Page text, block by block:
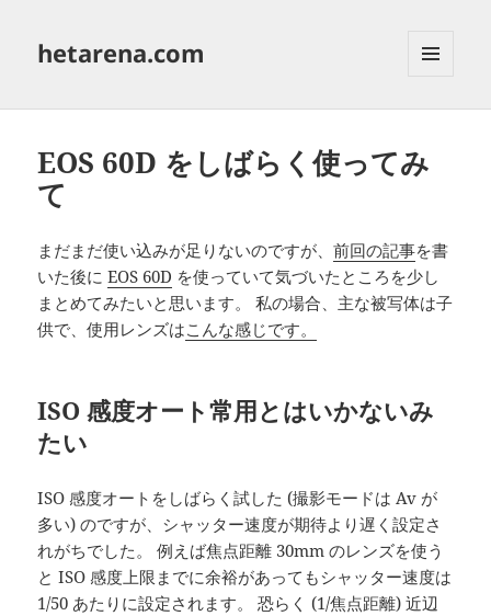
hetarena.com
ーとウ
EOS 60D をしばらく使ってみ
て
まだまだ使い込みが足りないのですが、前回の記事を書
いた後にEOS 60D を使っていて気づいたところを少し
まとめてみたいと思います。 私の場合、主な被写体は子
供で、使用レンズはこんな感じです。
ISO 感度オート常用とはいかないみ
たい
ISO 感度オートをしばらく試した (撮影モードは Av が
多い) のですが、シャッター速度が期待より遅く設定さ
れがちでした。 例えば焦点距離 30mm のレンズを使う
と ISO 感度上限までに余裕があってもシャッター速度は
1/50 あたりに設定されます。 恐らく (1/焦点距離) 近辺